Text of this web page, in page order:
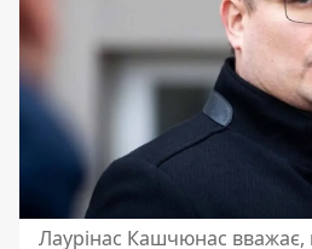
Лаурінас Кашчюнас